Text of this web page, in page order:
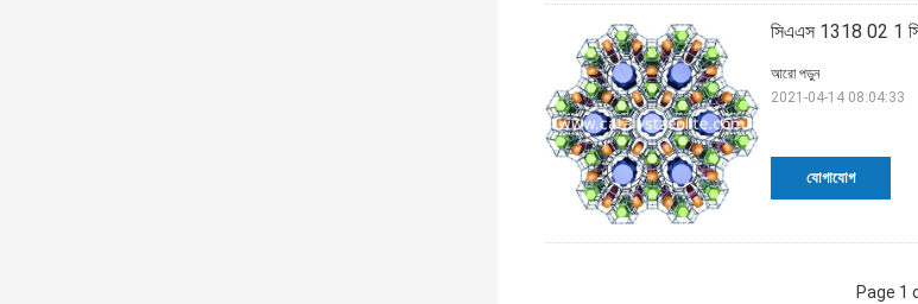
সিএএস 1318 02 1
যোগাযোগ
আরো পড়ুন
2021-04-14 08:04:33
Page 1